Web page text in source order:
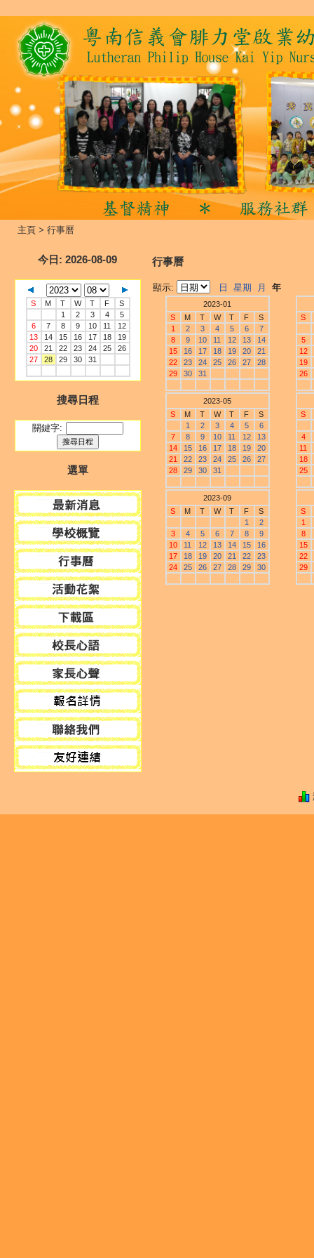
主頁 > 行事曆
今日 : 2026-08-09
S M T W T F
S
1
2 3 4
5
6
7 8 9 10 11
12
13
14 15 16 17 18
19
20
21 22 23 24 25
26
27
28 29 30 31
搜尋日程
關鍵字:
選單
行事曆
顯示: 日 星期 月 年
2023-01
S
M T W T F
S
1
2 3 4 5 6
7
8
9 10 11 12 13
14
15
16 17 18 19 20
21
22
23 24 25 26 27
28
29
30 31
S
5
12
19
26
2023-05
S
M T W T F
S
1
2 3 4 5
6
7
8 9 10 11 12
13
14
15 16 17 18 19
20
21
22 23 24 25 26
27
28
29 30 31
S
4
11
18
25
2023-09
S
M T W T F
S
1
2
3
4 5 6 7 8
9
10
11 12 13 14 15
16
17
18 19 20 21 22
23
24
25 26 27 28 29 30
S
1
8
15
22
29